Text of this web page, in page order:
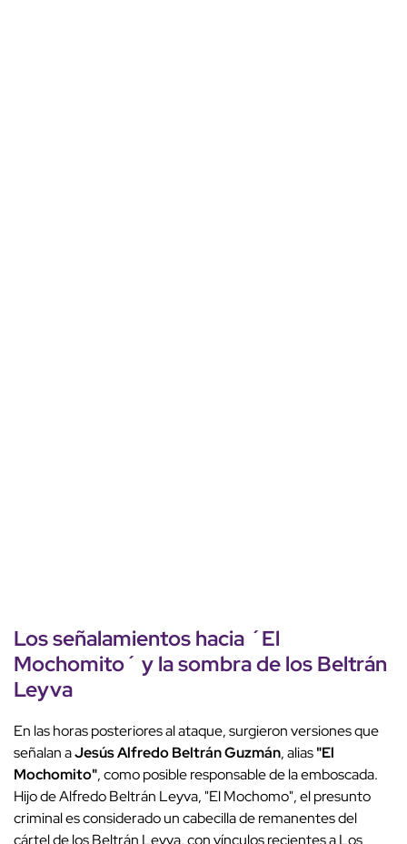
Los señalamientos hacia ´El
Mochomito´ y la sombra de los Beltrán
Leyva
En las horas posteriores al ataque, surgieron versiones que
señalan aJesús Alfredo Beltrán Guzmán, alias"El
Mochomito", como posible responsable de la emboscada.
Hijo de Alfredo Beltrán Leyva, "El Mochomo", el presunto
criminal es considerado un cabecilla de remanentes del